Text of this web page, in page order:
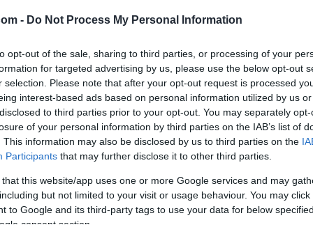
- Do Not Process My Personal Information
opt-out of the sale, sharing to third parties, or processing of your
for targeted advertising by us, please use the below opt-out
selection. Please note that after your opt-out request is processed
interest-based ads based on personal information utilized by us
to third parties prior to your opt-out. You may separately
of your personal information by third parties on the IAB’s list of
This information may also be disclosed by us to third parties on the
Participants that may further disclose it to other third parties.
that this website/app uses one or more Google services and may
but not limited to your visit or usage behaviour. You may
to Google and its third-party tags to use your data for below
consent section.
gótikus negyed
strand homokján napozhatsz. ASagrada Família, a
Batlló azok közé a látnivalók közé tartozik, amelyeket
látnia kell. Ha inkább a gasztronómia vonz,
a pezsgő piacok, mint a La Boqueria, vagy akár egy
kínálatából.
a Camp Nou stadionszinte kötelező
segíthet, hogy mindezt gördülékenyen élvezhesd:
hogy a szállás messze van a főbb látnivalóktól, vagy
kényelmetlen időpontban indul.